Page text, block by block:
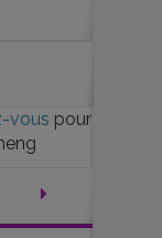
vous pour